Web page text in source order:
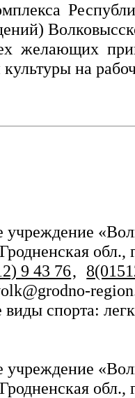
желающих
культуры на
учреждение
обл.,
9 43 76,
спорта:
учреждение